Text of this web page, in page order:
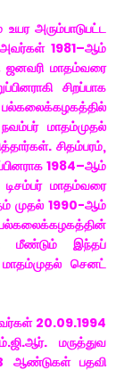
அரும்பாடுபட்ட
அவர்கள் 1981–ஆம்
மாதம்வரை
சிறப்பாக
மாதம்முதல்
சிதம்பரம்,
1984–ஆம்
மாதம்வரை
முதல் 1990-ஆம்
மீண்டும் இந்தப்
செனட்
20.09.1994
மருத்துவ
3 ஆண்டுகள் பதவி